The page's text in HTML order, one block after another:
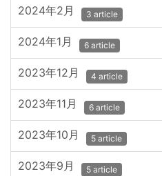
2024年2月 3 article
2024年1月 6 article
2023年12月 4 article
2023年11月 6 article
2023年10月 5 article
2023年9月 5 article